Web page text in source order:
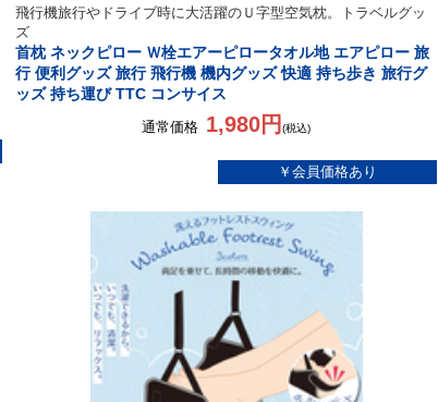
飛行機旅行やドライブ時に大活躍のＵ字型空気枕。トラベルグッ
ズ
首枕 ネックピロー Ｗ栓エアーピロータオル地 エアピロー 旅
行 便利グッズ 旅行 飛行機 機内グッズ 快適 持ち歩き 旅行グ
ッズ 持ち運び TTC コンサイス
通常価格 1,980円 (税込)